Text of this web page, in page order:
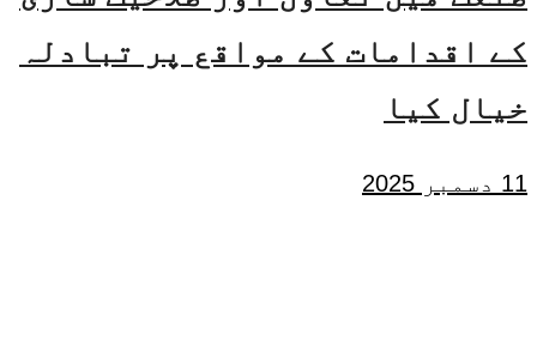
کے اقدامات کے مواقع پر تبادلہ
خیال کیا
11 دسمبر 2025